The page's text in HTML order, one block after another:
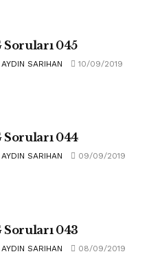
Soruları 045
AYDIN SARIHAN 10/09/2019
Soruları 044
AYDIN SARIHAN 09/09/2019
Soruları 043
AYDIN SARIHAN 08/09/2019